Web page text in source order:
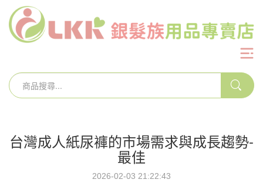
台灣成人紙尿褲的市場需求與成長趨勢-
最佳
2026-02-03 21:22:43